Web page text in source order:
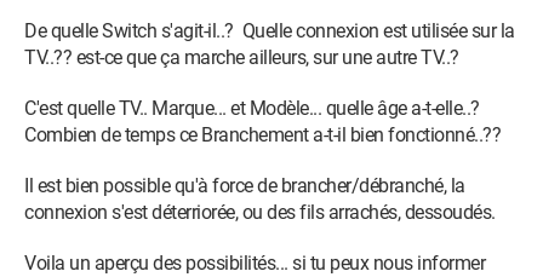
De quelle Switch s'agit-il..? Quelle connexion est utilisée sur la
TV..?? est-ce que ça marche ailleurs, sur une autre TV..?
C'est quelle TV.. Marque... et Modèle... quelle âge a-t-elle..?
Combien de temps ce Branchement a-t-il bien fonctionné..??
Il est bien possible qu'à force de brancher/débranché, la
connexion s'est déterriorée, ou des fils arrachés, dessoudés.
Voila un aperçu des possibilités... si tu peux nous informer